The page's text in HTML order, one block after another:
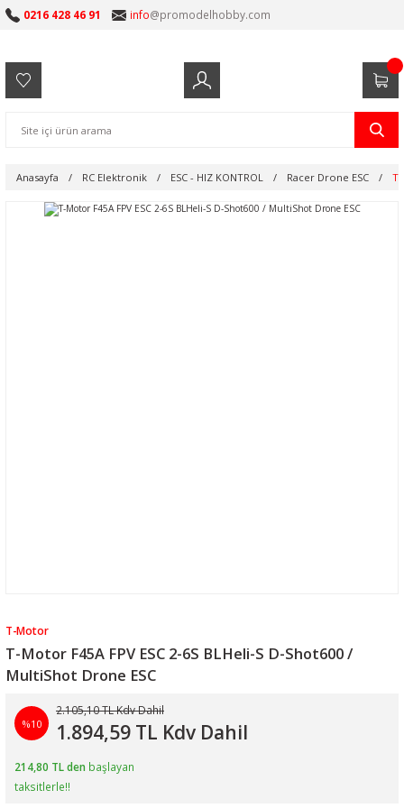
0216 428 46 91 info@promodelhobby.com
Anasayfa RC Elektronik ESC - HIZ KONTROL Racer Drone ESC T-
T-Motor
T-Motor F45A FPV ESC 2-6S BLHeli-S D-Shot600 /
MultiShot Drone ESC
%10
2.105,10 TL Kdv Dahil
1.894,59 TL Kdv Dahil
214,80 TL den başlayan
taksitlerle!!